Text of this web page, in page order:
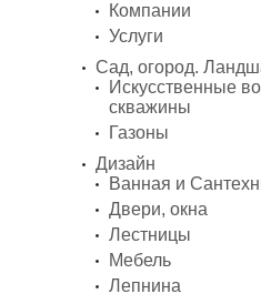
Компании
Услуги
Сад, огород.
Искусственные
скважины
Газоны
Дизайн
Ванная и
Двери, окна
Лестницы
Мебель
Лепнина